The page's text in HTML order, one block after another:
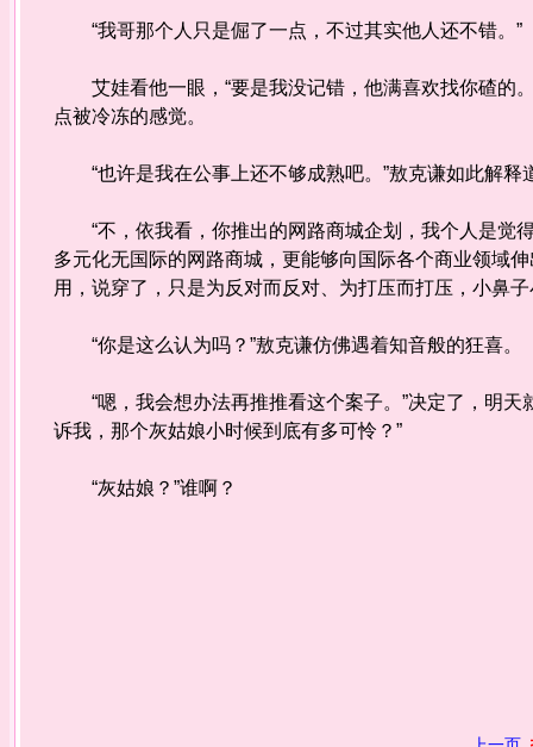
“我哥那个人只是倔了一点，不过其实他人还不错。”
艾娃看他一眼，“要是我没记错，他满喜欢找你碴的
点被冷冻的感觉。
“也许是我在公事上还不够成熟吧。”敖克谦如此解释
“不，依我看，你推出的网路商城企划，我个人是觉
多元化无国际的网路商城，更能够向国际各个商业领域
用，说穿了，只是为反对而反对、为打压而打压，小鼻
“你是这么认为吗？”敖克谦仿佛遇着知音般的狂喜。
“嗯，我会想办法再推推看这个案子。”决定了，明天
诉我，那个灰姑娘小时候到底有多可怜？”
“灰姑娘？”谁啊？